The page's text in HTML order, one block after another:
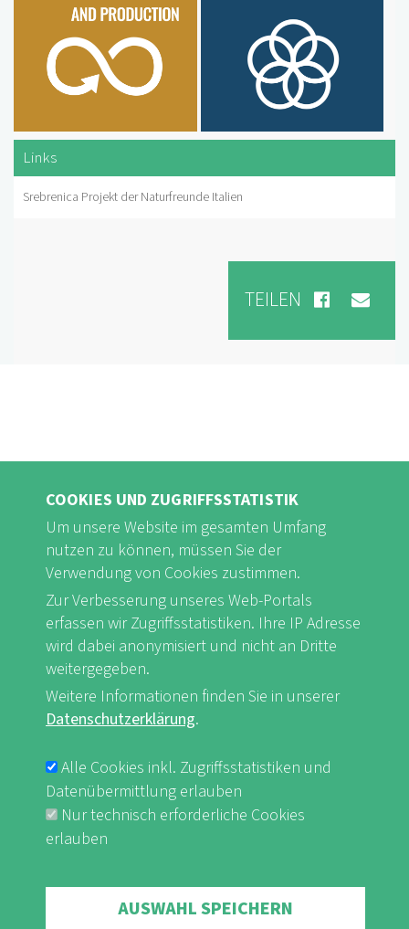
Links
Srebrenica Projekt der Naturfreunde Italien
TEILEN
Youtube Instagram
FUSSBEREICHSMENÜ
Impressum & Datenschutz nf-int.org
COOKIES UND ZUGRIFFSSTATISTIK
Um unsere Website im gesamten Umfang
nutzen zu können, müssen Sie der
Verwendung von Cookies zustimmen.
Zur Verbesserung unseres Web-Portals
erfassen wir Zugriffsstatistiken. Ihre IP Adresse
wird dabei anonymisiert und nicht an Dritte
weitergegeben.
Weitere Informationen finden Sie in unserer
Datenschutzerklärung.
Alle Cookies inkl. Zugriffsstatistiken und
Datenübermittlung erlauben
Nur technisch erforderliche Cookies
erlauben
AUSWAHL SPEICHERN
Withdraw consent